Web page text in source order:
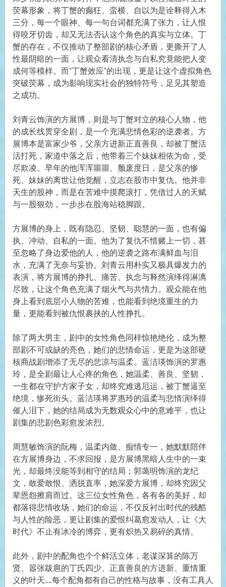
荧幕形象，将丁蟹的癫狂、蛮横、自以为是诠释得入木
三分，每一个眼神、每一句台词都充满了张力，让人恨
得咬牙切齿，却又无法否认这个角色的真实与立体。丁
蟹的存在，不仅推动了整部剧的核心矛盾，更撕开了人
性最阴暗的一面，让观众看清执念与自私究竟能把人变
成何等模样。而“丁蟹效应”的出现，更是让这个虚拟角色
突破荧幕，成为影响现实社会的独特符号，足见其塑造
之成功。
刘青云饰演的方展博，则是与丁蟹对立的核心人物，他
的成长线贯穿全剧，是一个充满悲情色彩的逆袭者。方
展博本是富家少爷，父亲方进新正直善良，却被丁蟹活
活打死，家道中落之后，他带着三个妹妹相依为命，受
尽欺凌。早年的他浑浑噩噩、颓废度日，是父亲的惨
死、妹妹的离世让他觉醒，立志在股市中复仇。他并非
天生的股神，而是在苦难中摸爬滚打，凭借过人的天赋
与一股狠劲，一步步在股海站稳脚跟。
方展博的身上，既有隐忍、坚韧、聪慧的一面，也有偏
执、冲动、自私的一面。他为了复仇不惜赌上一切，甚
至忽略了身边爱他的人，他的逆袭之路布满鲜血与泪
水，充满了无奈与妥协。刘青云用朴实又极具爆发力的
表演，将方展博的挣扎、痛苦、执念与释然演绎得淋漓
尽致，让这个角色充满了烟火气与共情力。观众能在他
身上看到底层小人物的苦难，也能看到绝境重生的力
量，更能看到被仇恨裹挟的人性挣扎。
除了两大男主，剧中的女性角色同样惊艳绝伦，成为整
部剧不可或缺的亮色，她们的悲情命运，更是为这部硬
核商战剧增添了无尽的悲凉与温柔。蓝洁瑛饰演的罗惠
玲，是全剧最让人心疼的角色，她温柔、善良、坚韧，
一生都在守护方家子女，却终究难逃厄运，被丁蟹逼至
绝境，惨死街头。蓝洁瑛将罗惠玲的温柔与悲情演绎得
催人泪下，她的结局成为无数观众心中的意难平，也让
剧集的悲剧色彩愈发浓烈。
周慧敏饰演的阮梅，温柔内敛、痴情专一，她默默陪伴
在方展博身边，不求回报，是方展博黑暗人生中的一束
光，却最终没能等到相守的结局；郭蔼明饰演的龙纪
文，敢爱敢恨、洒脱直率，她深爱方展博，却终究因父
辈恩怨擦肩而过。这三位女性角色，各有各的美好，却
都落得悲情收场，她们的命运，不仅反衬出时代的残酷
与人性的险恶，更让剧集的爱恨纠葛愈发动人，让《大
时代》不止有冰冷的博弈，更有炽热又易碎的真情。
此外，剧中的配角也个个鲜活立体，老谋深算的陈万
贤、嚣张跋扈的丁氏四少、正直善良的方进新、重情重
义的叶天……每个配角都有自己的性格与故事，没有工具人